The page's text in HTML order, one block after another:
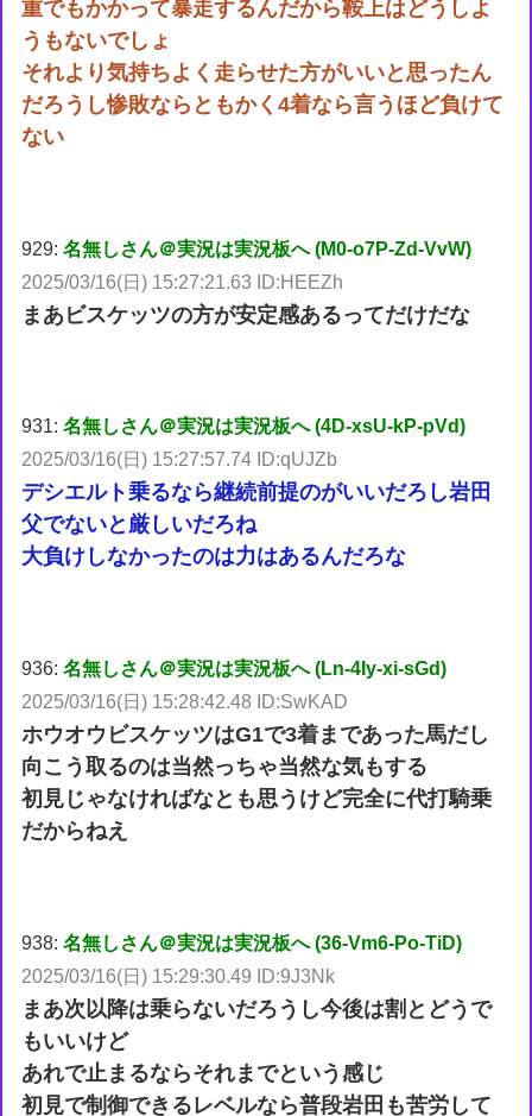
重でもかかって暴走するんだから鞍上はどうしよ
うもないでしょ
それより気持ちよく走らせた方がいいと思ったん
だろうし惨敗ならともかく4着なら言うほど負けて
ない
929:名無しさん＠実況は実況板へ (M0-o7P-Zd-VvW)
2025/03/16(日) 15:27:21.63 ID:HEEZh
まあビスケッツの方が安定感あるってだけだな
931:名無しさん＠実況は実況板へ (4D-xsU-kP-pVd)
2025/03/16(日) 15:27:57.74 ID:qUJZb
デシエルト乗るなら継続前提のがいいだろし岩田
父でないと厳しいだろね
大負けしなかったのは力はあるんだろな
936:名無しさん＠実況は実況板へ (Ln-4Iy-xi-sGd)
2025/03/16(日) 15:28:42.48 ID:SwKAD
ホウオウビスケッツはG1で3着まであった馬だし
向こう取るのは当然っちゃ当然な気もする
初見じゃなければなとも思うけど完全に代打騎乗
だからねえ
938:名無しさん＠実況は実況板へ (36-Vm6-Po-TiD)
2025/03/16(日) 15:29:30.49 ID:9J3Nk
まあ次以降は乗らないだろうし今後は割とどうで
もいいけど
あれで止まるならそれまでという感じ
初見で制御できるレベルなら普段岩田も苦労して